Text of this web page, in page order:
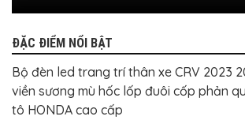
NGHỆ
ĐẶC ĐIỂM NỔI BẬT
Bộ đèn led trang trí thân xe CRV 2023
viền sương mù hốc lốp đuôi cốp phản
tô HONDA cao cấp